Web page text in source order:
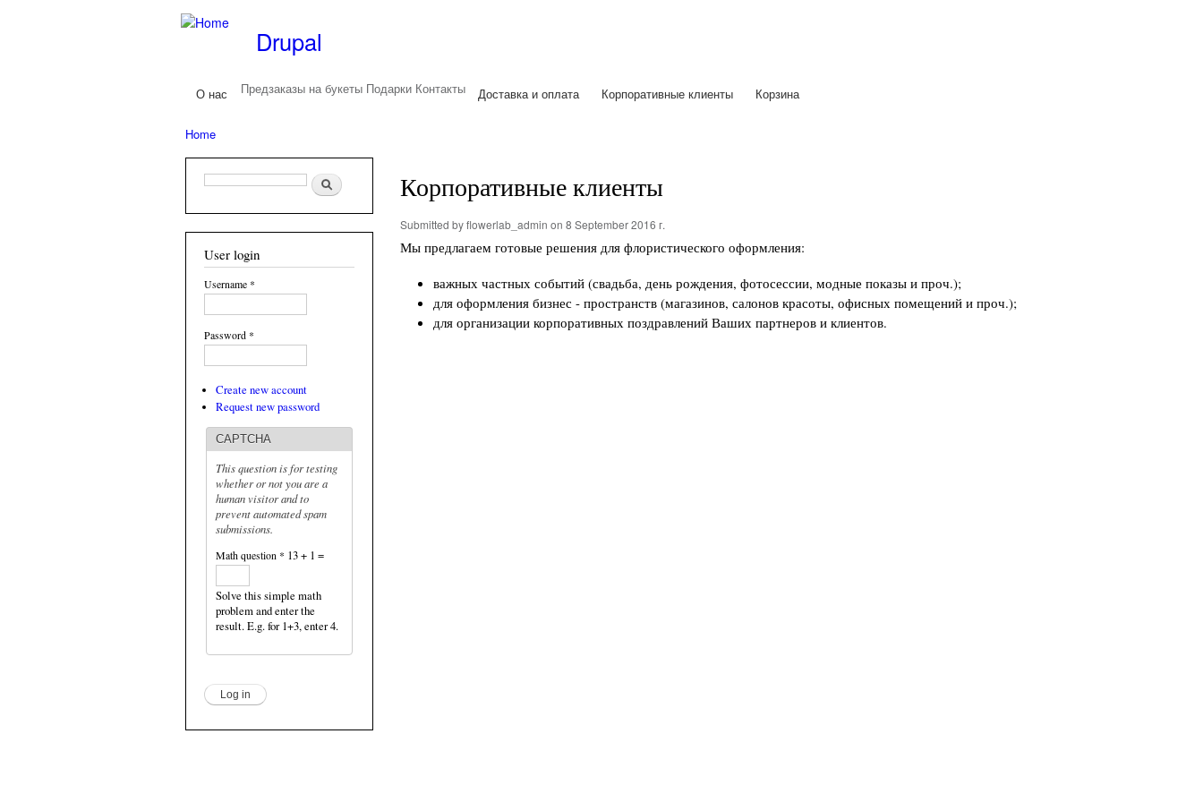
Drupal
Main menu
О нас Предзаказы на букеты Подарки Контакты Доставка и оплата Корпоративные клиенты Корзина
Home
Search form Search
User login
Username *
Password *
Create new account
Request new password
CAPTCHA
This question is for testing
whether or not you are a
human visitor and to
prevent automated spam
submissions.
Math question * 13 + 1 =
Solve this simple math
problem and enter the
result. E.g. for 1+3, enter 4.
Корпоративные клиенты
Submitted byflowerlab_admin on 8 September 2016 г.
Мы предлагаем готовые решения для флористического оформления:
важных частных событий (свадьба, день рождения, фотосессии, модные показы и проч.);
для оформления бизнес - пространств (магазинов, салонов красоты, офисных помещений и проч.);
для организации корпоративных поздравлений Ваших партнеров и клиентов.